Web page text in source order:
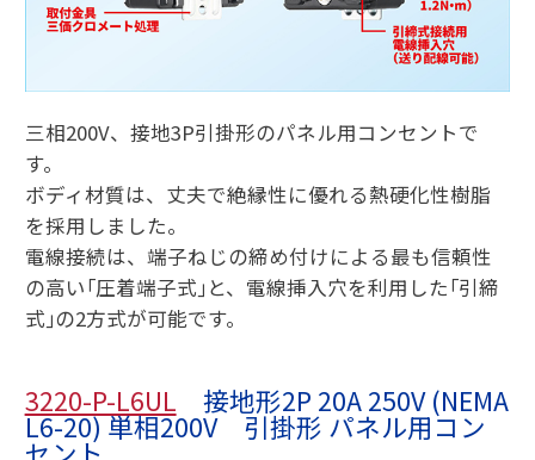
三相200V、接地3P引掛形のパネル用コンセントで
す。
ボディ材質は、丈夫で絶縁性に優れる熱硬化性樹脂
を採用しました。
電線接続は、端子ねじの締め付けによる最も信頼性
の高い｢圧着端子式｣と、電線挿入穴を利用した｢引締
式｣の2方式が可能です。
3220-P-L6UL 接地形2P 20A 250V (NEMA
L6-20) 単相200V 引掛形 パネル用コン
セント